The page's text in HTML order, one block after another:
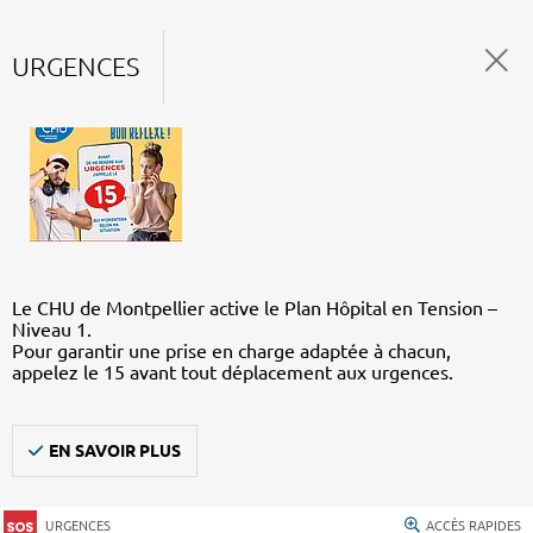
URGENCES
Le CHU de Montpellier active le Plan Hôpital en Tension –
Niveau 1.
Pour garantir une prise en charge adaptée à chacun,
appelez le 15 avant tout déplacement aux urgences.
EN SAVOIR PLUS
URGENCES ACCÈS RAPIDES